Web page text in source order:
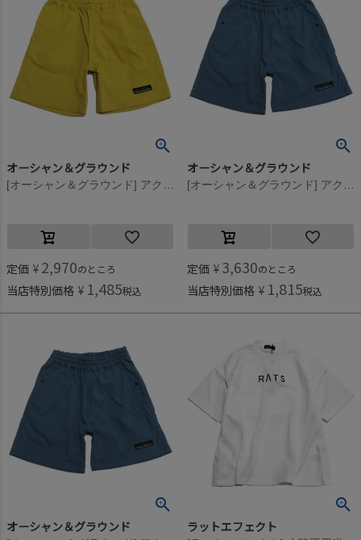
オーシャン＆グラウンド
定価 ¥ 2,970のところ
当店特別価格 ¥ 1,485税込
オーシャン＆グラウンド
定価 ¥ 3,630のところ
当店特別価格 ¥ 1,815税込
オーシャン＆グラウンド ラットエフェクト